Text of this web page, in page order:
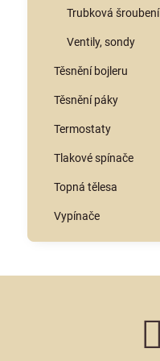
Trubková šroubení
Ventily, sondy
Těsnění bojleru
Těsnění páky
Termostaty
Tlakové spínače
Topná tělesa
Vypínače